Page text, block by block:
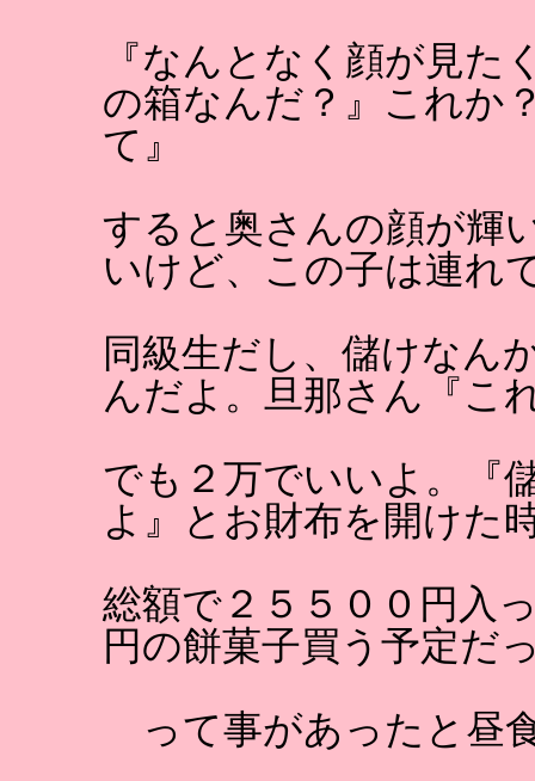
『なんとなく顔が見た
の箱なんだ？』これか
て』
すると奥さんの顔が輝
いけど、この子は連れ
同級生だし、儲けなん
んだよ。旦那さん『こ
でも２万でいいよ。『
よ』とお財布を開けた
総額で２５５００円入
円の餅菓子買う予定だ
って事があったと昼